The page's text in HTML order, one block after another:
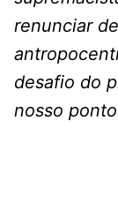
renunciar
desafio do
nosso